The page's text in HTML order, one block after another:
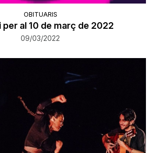
OBITUARIS
per al 10 de març de 2022
09/03/2022